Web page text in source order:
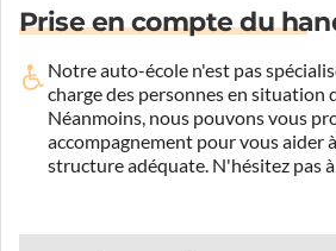
Prise en compte du
Notre auto-école n'est pas
charge des personnes en situation
Néanmoins, nous pouvons vous
accompagnement pour vous aider
structure adéquate. N'hésitez pas